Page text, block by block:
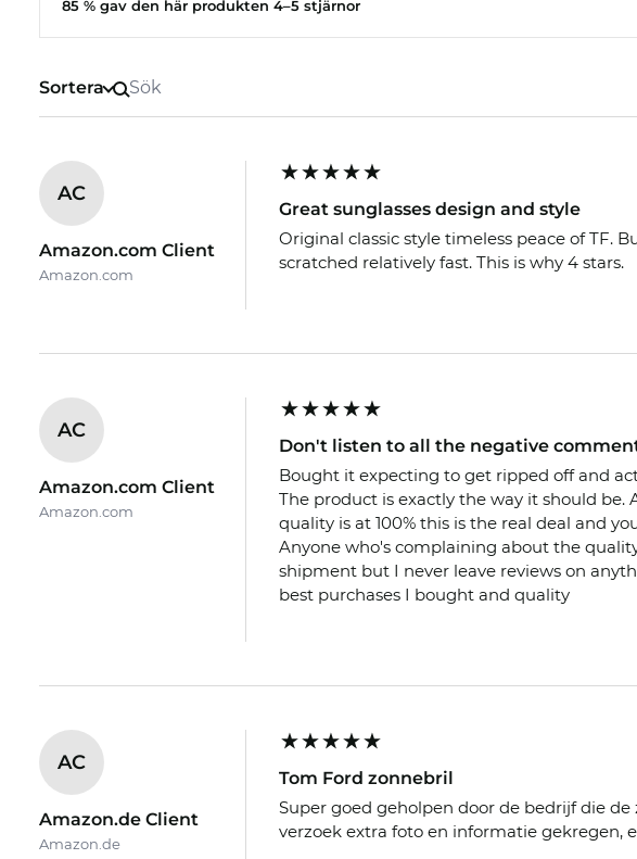
85 % gav den här produkten 4–5 stjärnor
Sortera
AC
Amazon.com Client
Amazon.com
Great sunglasses design and style
Original classic style timeless peace of TF.
scratched relatively fast. This is why 4 stars.
AC
Amazon.com Client
Amazon.com
Don't listen to all the negative
Bought it expecting to get ripped off and
The product is exactly the way it should be.
quality is at 100% this is the real deal and
Anyone who's complaining about the
shipment but I never leave reviews on
best purchases I bought and quality
AC
Amazon.de Client
Amazon.de
Tom Ford zonnebril
Super goed geholpen door de bedrijf die
verzoek extra foto en informatie gekregen,